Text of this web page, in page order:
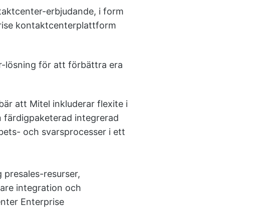
erbjudande, i form
kontaktcenterplattform
lösning för att förbättra era
att Mitel inkluderar flexite i
integrerad
och svarsprocesser i ett
resurser,
integration och
Enterprise